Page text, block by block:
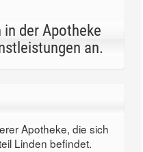
in der Apotheke
an.
Apotheke, die sich
Linden befindet.